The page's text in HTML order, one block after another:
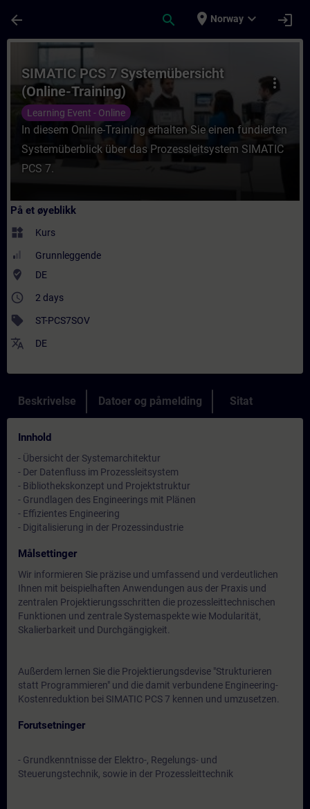
arrow_back search place Norway expand_more login
Kurs - SIMATIC PCS 7 Systemübersicht
more_vert
SIMATIC PCS 7 Systemübersicht
(Online-Training)
Learning Event - Online
In diesem Online-Training erhalten Sie einen fundierten
Systemüberblick über das Prozessleitsystem SIMATIC
PCS 7.
På et øyeblikk
widgets Kurs
Grunnleggende
where_to_vote DE
access_time 2 days
sell ST-PCS7SOV
translate DE
Beskrivelse Datoer og påmelding Sitat
Innhold
- Übersicht der Systemarchitektur
- Der Datenfluss im Prozessleitsystem
- Bibliothekskonzept und Projektstruktur
- Grundlagen des Engineerings mit Plänen
- Effizientes Engineering
- Digitalisierung in der Prozessindustrie
Målsettinger
Wir informieren Sie präzise und umfassend und verdeutlichen
Ihnen mit beispielhaften Anwendungen aus der Praxis und
zentralen Projektierungsschritten die prozessleittechnischen
Funktionen und zentrale Systemaspekte wie Modularität,
Skalierbarkeit und Durchgängigkeit.
Außerdem lernen Sie die Projektierungsdevise "Strukturieren
statt Programmieren" und die damit verbundene Engineering-
Kostenreduktion bei SIMATIC PCS 7 kennen und umzusetzen.
Forutsetninger
- Grundkenntnisse der Elektro-, Regelungs- und
Steuerungstechnik, sowie in der Prozessleittechnik